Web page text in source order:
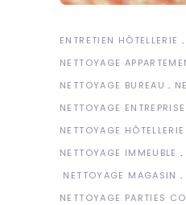
ENTRETIEN HÔTELLERIE
NETTOYAGE
NETTOYAGE BUREAU
NETTOYAGE ENTREPRISE
NETTOYAGE HÔTELLERIE
NETTOYAGE IMMEUBLE
NETTOYAGE MAGASIN
NETTOYAGE PARTIES